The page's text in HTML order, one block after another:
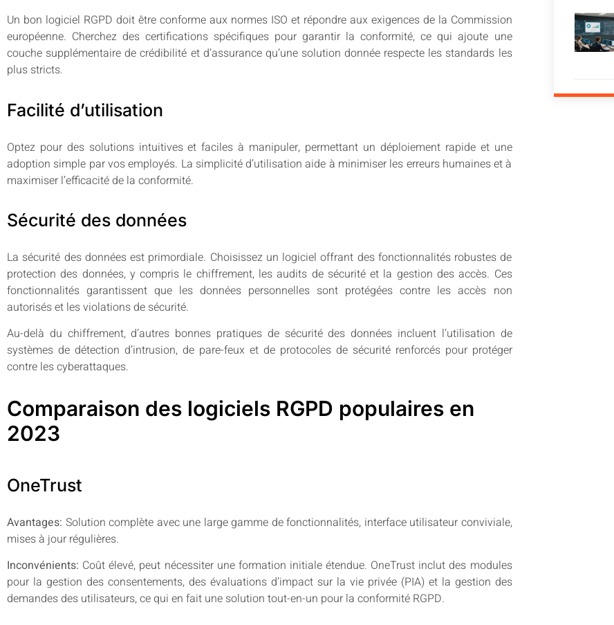
Un bon logiciel RGPD doit être conforme aux normes ISO et répondre aux exigences de la Commission
européenne. Cherchez des certifications spécifiques pour garantir la conformité, ce qui ajoute une
couche supplémentaire de crédibilité et d’assurance qu’une solution donnée respecte les standards les
plus stricts.
Facilité d’utilisation
Optez pour des solutions intuitives et faciles à manipuler, permettant un déploiement rapide et une
adoption simple par vos employés. La simplicité d’utilisation aide à minimiser les erreurs humaines et à
maximiser l’efficacité de la conformité.
Sécurité des données
La sécurité des données est primordiale. Choisissez un logiciel offrant des fonctionnalités robustes de
protection des données, y compris le chiffrement, les audits de sécurité et la gestion des accès. Ces
fonctionnalités garantissent que les données personnelles sont protégées contre les accès non
autorisés et les violations de sécurité.
Au-delà du chiffrement, d’autres bonnes pratiques de sécurité des données incluent l’utilisation de
systèmes de détection d’intrusion, de pare-feux et de protocoles de sécurité renforcés pour protéger
contre les cyberattaques.
Comparaison des logiciels RGPD populaires en
2023
OneTrust
Avantages: Solution complète avec une large gamme de fonctionnalités, interface utilisateur conviviale,
mises à jour régulières.
Inconvénients: Coût élevé, peut nécessiter une formation initiale étendue. OneTrust inclut des modules
pour la gestion des consentements, des évaluations d’impact sur la vie privée (PIA) et la gestion des
demandes des utilisateurs, ce qui en fait une solution tout-en-un pour la conformité RGPD.